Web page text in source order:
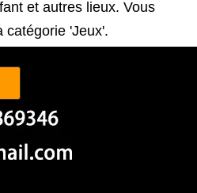
et autres lieux. Vous
catégorie 'Jeux'.